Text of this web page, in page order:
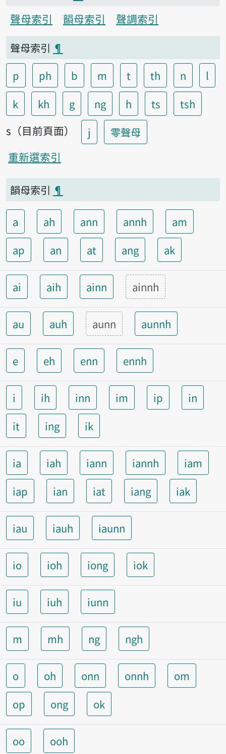
聲母索引
韻母索引
聲調索引
聲母索引 ¶
p
ph b m t th n
l
k
kh g ng h ts
tsh
s（目前頁面）
j
零聲母
重新選索引
韻母索引 ¶
a ah ann annh
am
ap
an at ang ak
ai aih ainn ainnh
au auh aunn aunnh
e eh enn ennh
i ih inn im ip
in
it
ing ik
ia iah iann iannh
iam
iap
ian iat iang iak
iau iauh iaunn
io ioh iong iok
iu iuh iunn
m mh ng ngh
o oh onn onnh
om
op
ong ok
oo ooh